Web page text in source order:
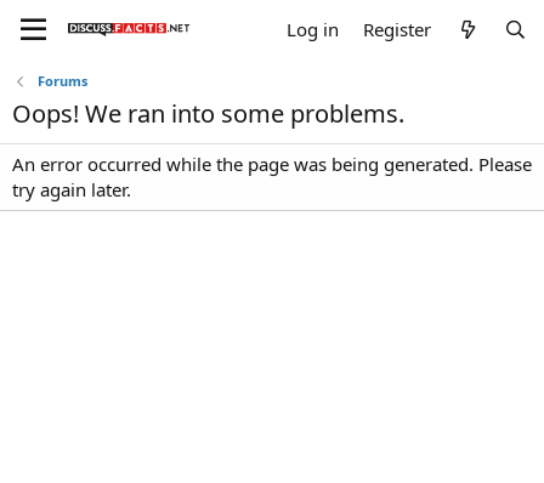
Log in Register
Forums
Oops! We ran into some problems.
An error occurred while the page was being generated. Please
try again later.